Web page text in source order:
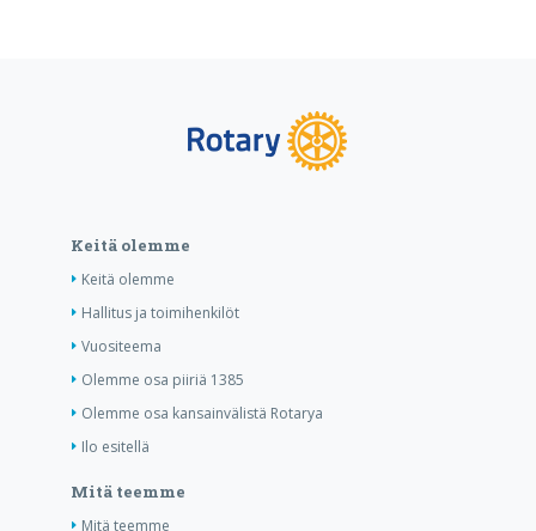
Keitä olemme
Keitä olemme
Hallitus ja toimihenkilöt
Vuositeema
Olemme osa piiriä 1385
Olemme osa kansainvälistä Rotarya
Ilo esitellä
Mitä teemme
Mitä teemme